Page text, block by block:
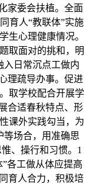
家委会扶植。全面
育人“教联体”实施
生心理健康情况。
取面对的挑和，明
入日常沉点工做内
理疏导办事。促进
取学校配合开展学
合适春秋特点、形
课外实践勾当，为
等场合，用准确思
、操行和习惯。1
各工做从体应提高
育人合力，积极培